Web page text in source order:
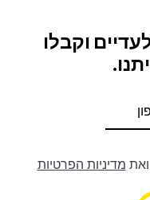
וקבלו
ואת מדיניות הפרטיות